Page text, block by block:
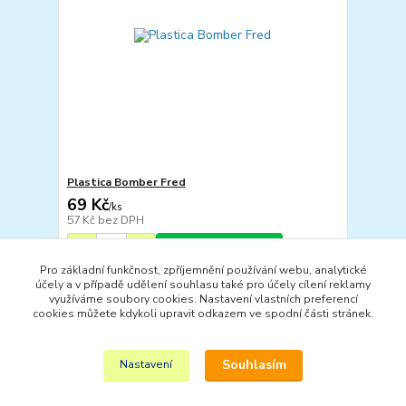
Plastica Bomber Fred
69 Kč/ks
57 Kč bez DPH
strana z 1
Pro základní funkčnost, zpříjemnění používání webu, analytické
účely a v případě udělení souhlasu také pro účely cílení reklamy
využíváme soubory cookies. Nastavení vlastních preferencí
cookies můžete kdykoli upravit odkazem ve spodní části stránek.
Nastavení Souhlasím